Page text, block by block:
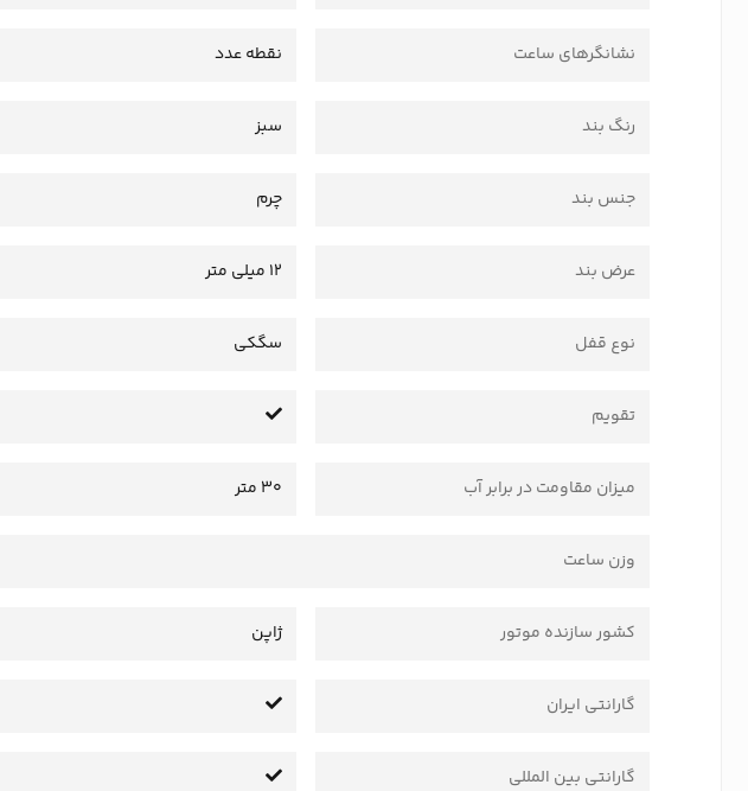
نشانگرهای ساعت نقطه عدد
رنگ بند سبز
جنس بند چرم
عرض بند 12 میلی متر
نوع قفل سگکی
تقویم
میزان مقاومت در برابر آب 30 متر
وزن ساعت
کشور سازنده موتور ژاپن
گارانتی ایران
گارانتی بین المللی